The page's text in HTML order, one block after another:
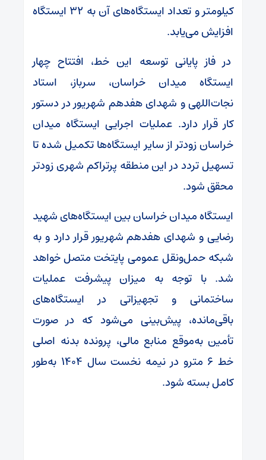
کیلومتر و تعداد ایستگاه‌های آن به ۳۲ ایستگاه
افزایش می‌یابد.
در فاز پایانی توسعه این خط، افتتاح چهار
ایستگاه میدان خراسان، سرباز، استاد
نجات‌اللهی و شهدای هفدهم شهریور در دستور
کار قرار دارد. عملیات اجرایی ایستگاه میدان
خراسان زودتر از سایر ایستگاه‌ها تکمیل شده تا
تسهیل تردد در این منطقه پرتراکم شهری زودتر
محقق شود.
ایستگاه میدان خراسان بین ایستگاه‌های شهید
رضایی و شهدای هفدهم شهریور قرار دارد و به
شبکه حمل‌ونقل عمومی پایتخت متصل خواهد
شد. با توجه به میزان پیشرفت عملیات
ساختمانی و تجهیزاتی در ایستگاه‌های
باقی‌مانده، پیش‌بینی می‌شود که در صورت
تأمین به‌موقع منابع مالی، پرونده بدنه اصلی
خط ۶ مترو در نیمه نخست سال ۱۴۰۴ به‌طور
کامل بسته شود.